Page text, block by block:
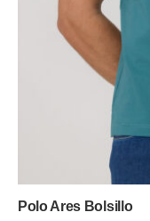
Polo Ares Bolsillo